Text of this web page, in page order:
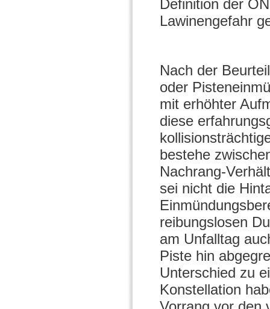
Definition der
Lawinengefahr
Nach der
oder
mit erhöhter
diese
bestehe
Nachrang-
sei nicht die
reibungslosen
am Unfalltag
Piste hin
Unterschied zu
Konstellation